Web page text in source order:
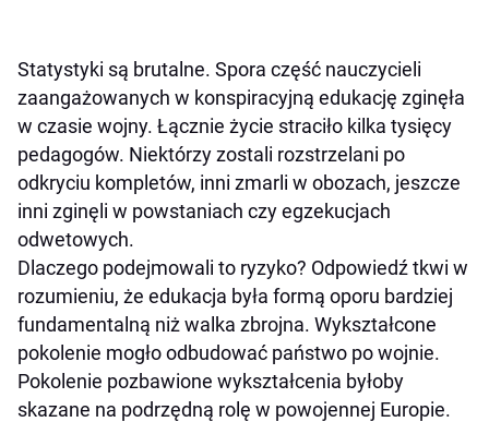
Statystyki są brutalne. Spora część nauczycieli
zaangażowanych w konspiracyjną edukację zginęła
w czasie wojny. Łącznie życie straciło kilka tysięcy
pedagogów. Niektórzy zostali rozstrzelani po
odkryciu kompletów, inni zmarli w obozach, jeszcze
inni zginęli w powstaniach czy egzekucjach
odwetowych.
Dlaczego podejmowali to ryzyko? Odpowiedź tkwi w
rozumieniu, że edukacja była formą oporu bardziej
fundamentalną niż walka zbrojna. Wykształcone
pokolenie mogło odbudować państwo po wojnie.
Pokolenie pozbawione wykształcenia byłoby
skazane na podrzędną rolę w powojennej Europie.